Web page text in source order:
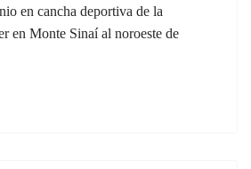
en cancha deportiva de la
en Monte Sinaí al noroeste de